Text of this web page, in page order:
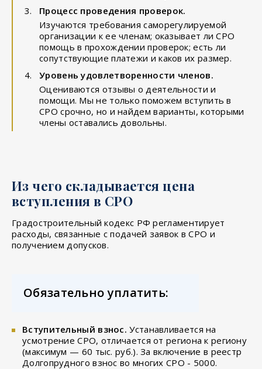
Процесс проведения проверок.
Изучаются требования саморегулируемой
организации к ее членам; оказывает ли СРО
помощь в прохождении проверок; есть ли
сопутствующие платежи и каков их размер.
Уровень удовлетворенности членов.
Оцениваются отзывы о деятельности и
помощи. Мы не только поможем вступить в
СРО срочно, но и найдем варианты, которыми
члены оставались довольны.
Из чего складывается цена
вступления в СРО
Градостроительный кодекс РФ регламентирует
расходы, связанные с подачей заявок в СРО и
получением допусков.
Обязательно уплатить:
Вступительный взнос. Устанавливается на
усмотрение СРО, отличается от региона к региону
(максимум — 60 тыс. руб.). За включение в реестр
Долгопрудного взнос во многих СРО - 5000.